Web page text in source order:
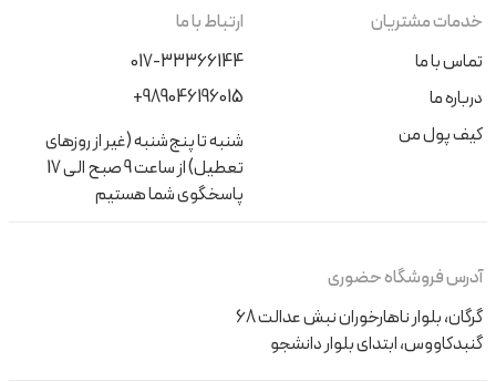
خدمات مشتریان
تماس با ما
درباره ما
کیف پول من
ارتباط با ما
017-33366144
+989046196015
شنبه تا پنج‌شنبه (غیر از روزهای
تعطیل) از ساعت 9 صبح الی 17
پاسخگوی شما هستیم
آدرس فروشگاه حضوری
گرگان، بلوار ناهارخوران نبش عدالت 68
گنبدکاووس، ابتدای بلوار دانشجو